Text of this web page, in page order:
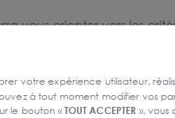
vous orienter vers les
;
etc.
;
(entrepôt) ;
fermés…
votre expérience utilisateur,
à tout moment modifier vos
le bouton «TOUT ACCEPTER »,